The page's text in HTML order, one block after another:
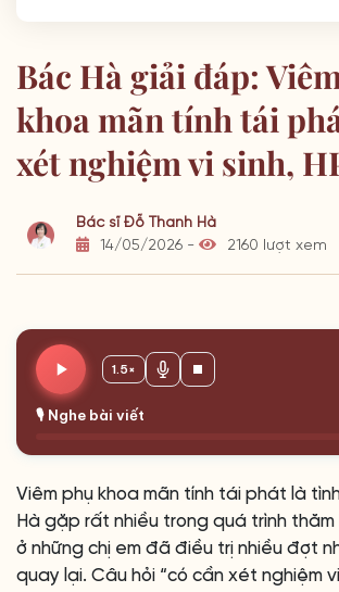
Bác Hà giải đáp:
khoa mãn tính tái
xét nghiệm vi sinh,
Bác sĩ Đỗ Thanh Hà
14/05/2026 -
2160 lượt xem
🎙️ Nghe bài viết
1.5×
Viêm phụ khoa mãn tính tái phát là
Hà gặp rất nhiều trong quá trình
ở những chị em đã điều trị nhiều đợt
quay lại. Câu hỏi “có cần xét nghiệm